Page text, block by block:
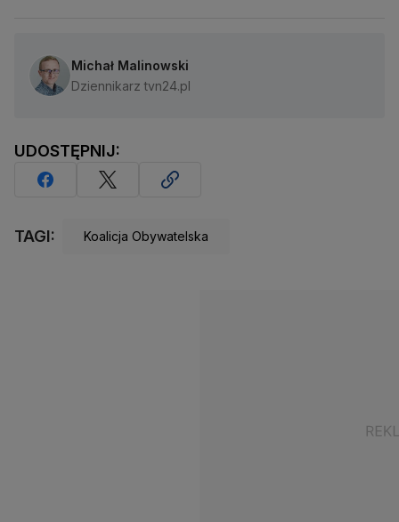
Michał Malinowski
Dziennikarz tvn24.pl
UDOSTĘPNIJ:
TAGI: Koalicja Obywatelska